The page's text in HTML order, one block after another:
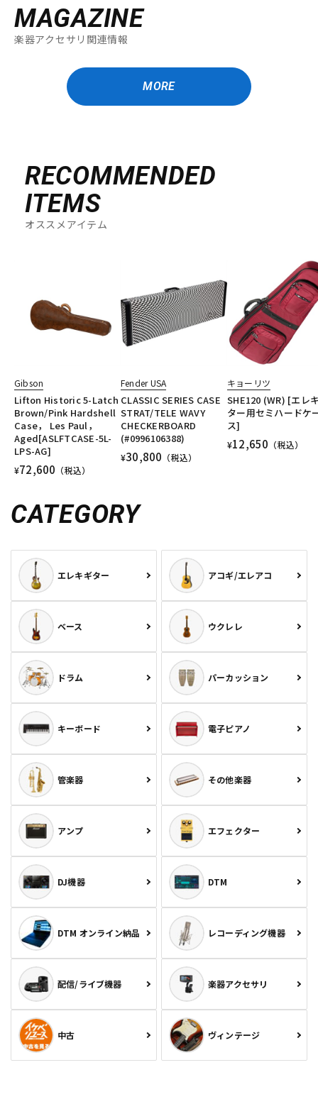
MAGAZINE
楽器アクセサリ関連情報
MORE
RECOMMENDED
ITEMS
オススメアイテム
Gibson
Lifton Historic 5-Latch
Brown/Pink Hardshell
Case， Les Paul，
Aged[ASLFTCASE-5L-
LPS-AG]
¥72,600 （税込）
Fender USA
CLASSIC SERIES CASE
STRAT/TELE WAVY
CHECKERBOARD
(#0996106388)
¥30,800 （税込）
キョーリツ
SHE120 (WR) [エレ
ター用セミハードケ
ス]
¥12,650 （税込）
CATEGORY
エレキギター アコギ/エレアコ
ベース ウクレレ
ドラム パーカッション
キーボード 電子ピアノ
管楽器 その他楽器
アンプ エフェクター
DJ機器 DTM
DTM オンライン納品 レコーディング機器
配信/ライブ機器 楽器アクセサリ
中古 ヴィンテージ